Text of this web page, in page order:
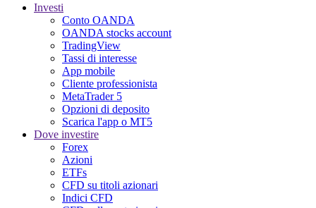
Investi
Conto OANDA
OANDA stocks account
TradingView
Tassi di interesse
App mobile
Cliente professionista
MetaTrader 5
Opzioni di deposito
Scarica l'app o MT5
Dove investire
Forex
Azioni
ETFs
CFD su titoli azionari
Indici CFD